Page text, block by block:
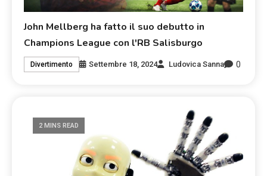
John Mellberg ha fatto il suo debutto in
Champions League con l'RB Salisburgo
Divertimento Settembre 18, 2024 Ludovica Sanna 0
2 MINS READ